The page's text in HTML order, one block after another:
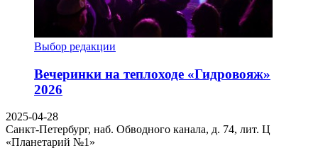
Выбор редакции
Вечеринки на теплоходе «Гидровояж»
2026
2025-04-28
Санкт-Петербург, наб. Обводного канала, д. 74, лит. Ц
«Планетарий №1»